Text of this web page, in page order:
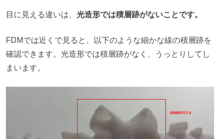
目に見える違いは、 光造形では積層跡がないことです。
FDMでは近くで見ると、以下のような細かな線の積層跡を
確認できます。光造形では積層跡がなく、うっとりしてし
まいます。